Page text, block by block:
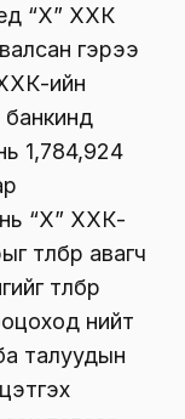
“Х” ХХК
гэрээ
ийн
банкинд
1,784,924
“Х” ХХК-
төлбөр авагч
төлбөр
нийт
талуудын